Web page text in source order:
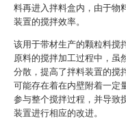
料再进入拌料盒内，由于物
装置的搅拌效率。
该用于带材生产的颗粒料搅
原料的搅拌加工过程中，虽
分散，提高了拌料装置的搅
可能存在着在内壁附着一定
参与整个搅拌过程，并导致
装置进行相应的改进。